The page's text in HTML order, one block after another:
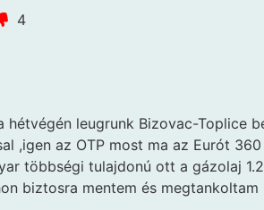
4
hétvégén leugrunk Bizovac-Toplice
,igen az OTP most ma az Eurót
többségi tulajdonú ott a gázolaj
biztosra mentem és